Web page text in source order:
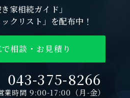
家相続ガイド」
ックリスト」を配布中！
相談・お見積り
043-375-8266
業時間 9:00-17:00（月-金）